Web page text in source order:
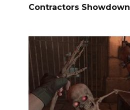
Contractors Showdown